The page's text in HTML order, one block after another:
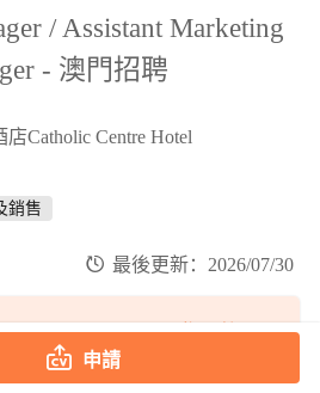
/ Assistant Marketing
- 澳門招聘
Catholic Centre Hotel
銷售
最後更新：2026/07/30
登入後匹配
申請